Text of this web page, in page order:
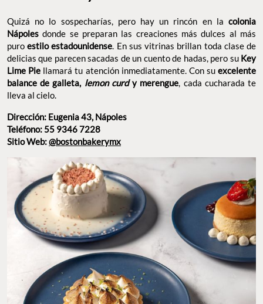
Quizá no lo sospecharías, pero hay un rincón en la colonia
Nápoles donde se preparan las creaciones más dulces al más
puroestilo estadounidense. En sus vitrinas brillan toda clase de
delicias que parecen sacadas de un cuento de hadas, pero su Key
Lime Pie llamará tu atención inmediatamente. Con su excelente
balance de galleta, lemon curdy merengue, cada cucharada te
lleva al cielo.
Dirección: Eugenia 43, Nápoles
Teléfono: 55 9346 7228
Sitio Web:@bostonbakerymx